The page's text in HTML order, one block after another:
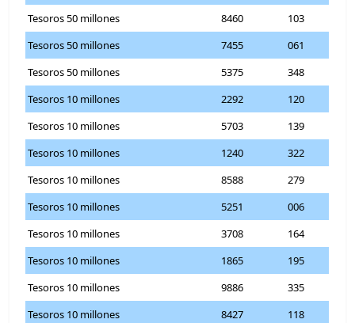
Tesoros 50 millones
8460
103
Tesoros 50 millones
7455
061
Tesoros 50 millones
5375
348
Tesoros 10 millones
2292
120
Tesoros 10 millones
5703
139
Tesoros 10 millones
1240
322
Tesoros 10 millones
8588
279
Tesoros 10 millones
5251
006
Tesoros 10 millones
3708
164
Tesoros 10 millones
1865
195
Tesoros 10 millones
9886
335
Tesoros 10 millones
8427
118